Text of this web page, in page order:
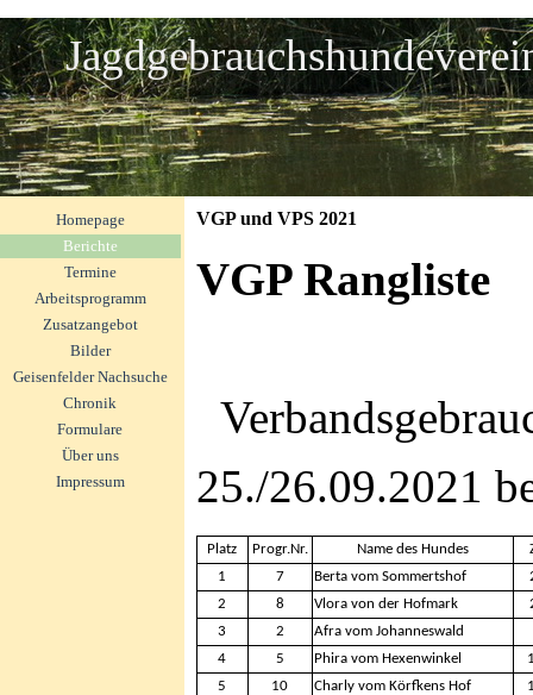
Menü überspringen
Homepage
Berichte
Termine
Arbeitsprogramm
Zusatzangebot
Bilder
Geisenfelder Nachsuche
Chronik
Formulare
Über uns
Impressum
VGP und VPS 2021
VGP Rangliste
25./26.09.2021
Platz Progr.Nr. Name des Hundes
1
7 Berta vom Sommertshof
2
8 Vlora von der Hofmark
3
2
Afra vom Johanneswald
4
5 Phira vom Hexenwinkel
5
10 Charly vom Körfkens Hof